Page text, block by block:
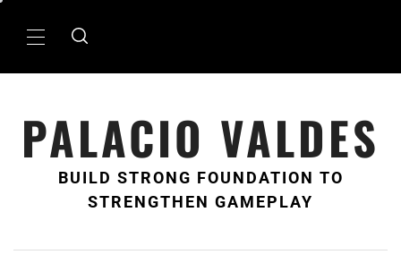
Primary
PALACIO VALDES
BUILD STRONG FOUNDATION TO
STRENGTHEN GAMEPLAY